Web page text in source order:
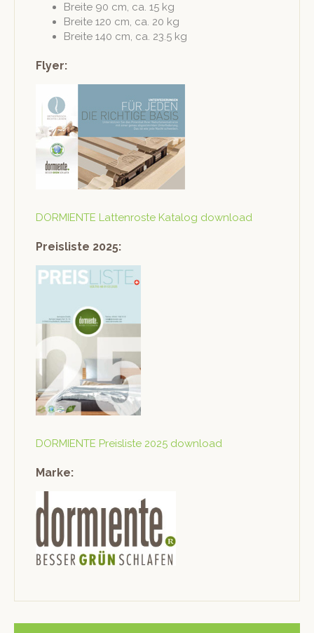
Bre­ite 90 cm, ca. 15 kg
Bre­ite 120 cm, ca. 20 kg
Bre­ite 140 cm, ca. 23.5 kg
Flyer:
DORMIENTE Lat­ten­roste Kat­a­log download
Preisliste 2025:
DORMIENTE Preis­liste 2025 download
Marke: